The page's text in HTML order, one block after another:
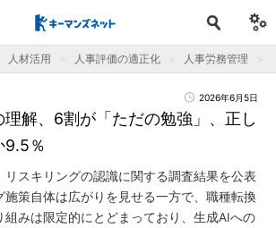
人材活用 人事評価の適正化 人事労務管理
2026年6月5日
理解、6割が「ただの勉強」、正し
9.5％
リスキリングの認識に関する調査結果を公表
施策自体は広がりを見せる一方で、職種転換
組みは限定的にとどまっており、生成AIへの